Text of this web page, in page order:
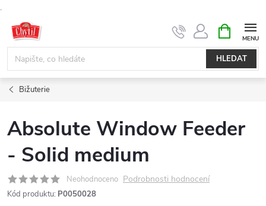
.
obsah
HLEDAT
NÁKUPNÍ
KOŠÍK
Bižuterie
Absolute Window Feeder
- Solid medium
Neohodnoceno Podrobnosti hodnocení
Kód produktu: P0050028